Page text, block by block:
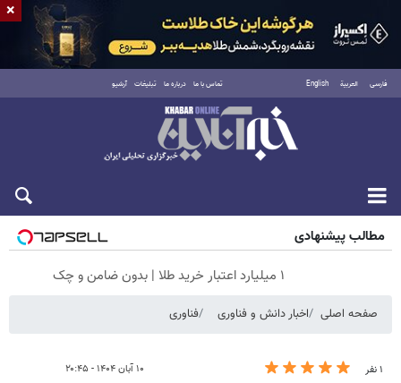
فارسی العربية English تماس با ما درباره ما تبلیغات آرشیو
شنبه ۱۷ مرداد ۱۴۰۵
مطالب پیشنهادی
۱ میلیارد اعتبار خرید طلا | بدون ضامن و چک
صفحه اصلی اخبار دانش و فناوری فناوری
۱ نفر ۱۰ آبان ۱۴۰۴ - ۲۰:۴۵
×